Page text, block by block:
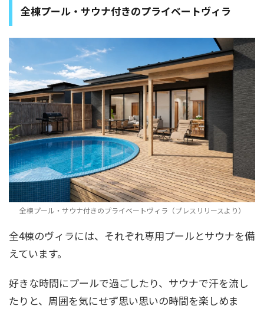
全棟プール・サウナ付きのプライベートヴィラ
全棟プール・サウナ付きのプライベートヴィラ（プレスリリースより）
全4棟のヴィラには、それぞれ専用プールとサウナを備
えています。
好きな時間にプールで過ごしたり、サウナで汗を流し
たりと、周囲を気にせず思い思いの時間を楽しめま